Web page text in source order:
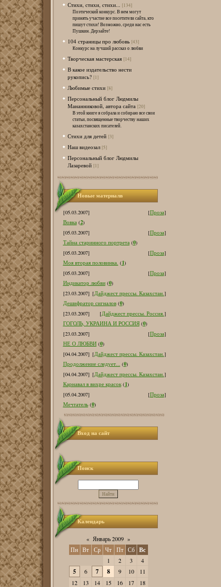
Стихи, стихи, стихи... [134]
Поэтический конкурс. В нем могут
принять участие все посетители сайта, кто
пишут стихи! Возможно, среди нас есть
Пушкин. Дерзайте!
104 страницы про любовь [43]
Конкурс на лучший рассказ о любви
Творческая мастерская [14]
В какое издательство нести
рукопись? [1]
Любимые стихи [8]
Персональный блог Людмилы
Мананниковой, автора сайта [20]
В этой книге я собрала и собираю все свои
статьи, посвященные творчеству наших
казахстанских писателей.
Стихи для детей [3]
Наш видеозал [5]
Персональный блог Людмилы
Лазаревой [1]
Новые материалв
[05.03.2007] [Проза]
Вовка (2)
[05.03.2007]
[Проза]
Тайна старинного портрета (0)
[05.03.2007]
[Проза]
Моя вторая половинка. (1)
[05.03.2007]
[Проза]
Индикатор любви (0)
[23.03.2007] [Дайджест прессы. Казахстан.]
Дешифратор сигналов (0)
[23.03.2007]
[Дайджест прессы. Россия.]
ГОГОЛЬ, УКРАИНА И РОССИЯ (0)
[23.03.2007]
[Проза]
НЕ О ЛЮБВИ (0)
[04.04.2007] [Дайджест прессы. Казахстан.]
Продолжение следует... (0)
[04.04.2007] [Дайджест прессы. Казахстан.]
Карнавал в вихре красок (1)
[05.04.2007]
[Проза]
Мечтатель (0)
Вход на сайт
Поиск
Календарь
« Январь 2009 »
Пн Вт Ср Чт Пт Сб Вс
1 2 3 4
5 6 7 8 9 10
11
12
13 14 15 16 17
18